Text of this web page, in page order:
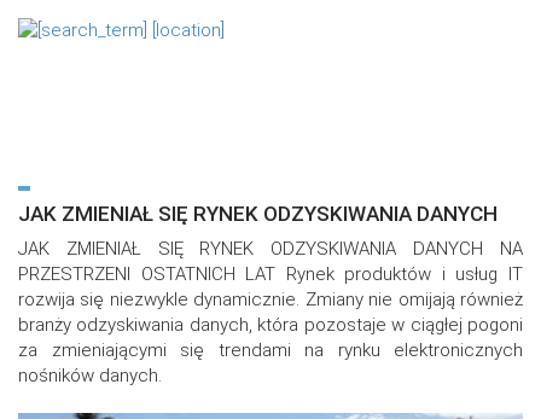
JAK ZMIENIAŁ SIĘ RYNEK ODZYSKIWANIA DANYCH
JAK ZMIENIAŁ SIĘ RYNEK ODZYSKIWANIA DANYCH NA
PRZESTRZENI OSTATNICH LAT Rynek produktów i usług IT
rozwija się niezwykle dynamicznie. Zmiany nie omijają również
branży odzyskiwania danych, która pozostaje w ciągłej pogoni
za zmieniającymi się trendami na rynku elektronicznych
nośników danych.